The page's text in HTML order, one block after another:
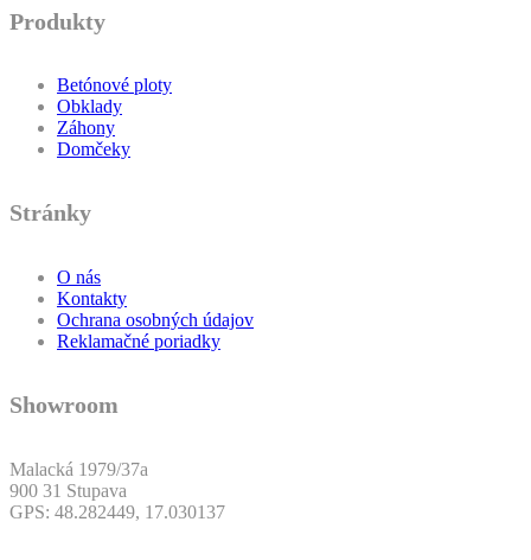
Produkty
Betónové ploty
Obklady
Záhony
Domčeky
Stránky
O nás
Kontakty
Ochrana osobných údajov
Reklamačné poriadky
Showroom
Malacká 1979/37a
900 31 Stupava
GPS: 48.282449, 17.030137